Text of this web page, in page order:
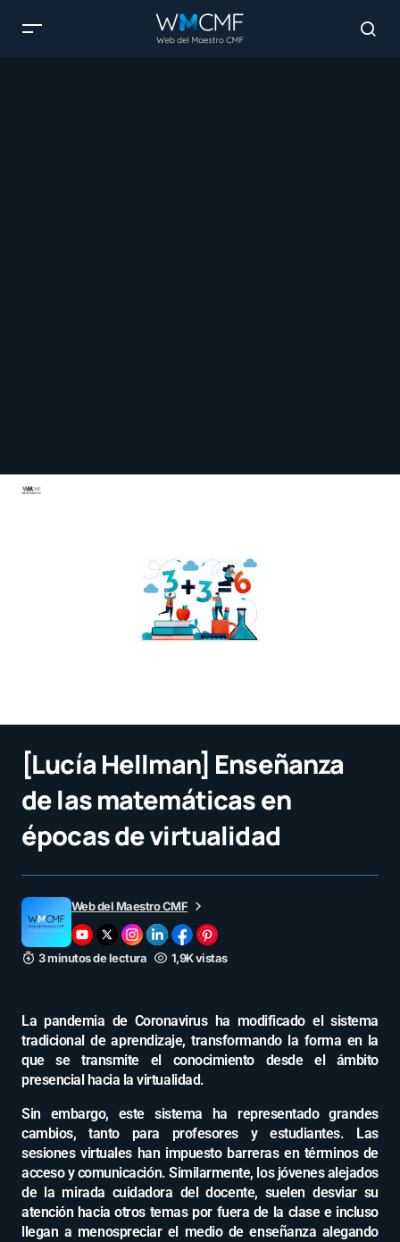
[Lucía Hellman] Enseñanza
de las matemáticas en
épocas de virtualidad
Web del Maestro CMF
3 minutos de lectura 1,9K vistas
La pandemia de Coronavirus ha modificado el sistema
tradicional de aprendizaje, transformando la forma en la
que se transmite el conocimiento desde el ámbito
presencial hacia la virtualidad.
Sin embargo, este sistema ha representado grandes
cambios, tanto para profesores y estudiantes. Las
sesiones virtuales han impuesto barreras en términos de
acceso y comunicación. Similarmente, los jóvenes alejados
de la mirada cuidadora del docente, suelen desviar su
atención hacia otros temas por fuera de la clase e incluso
llegan a menospreciar el medio de enseñanza alegando